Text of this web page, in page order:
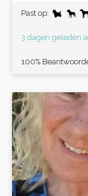
Past op:
3 dagen geleden
100%